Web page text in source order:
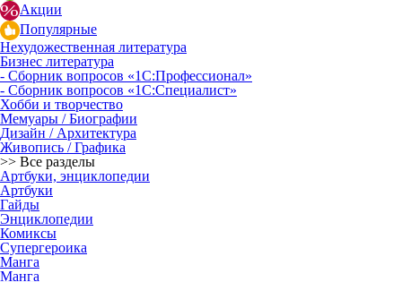
Акции
Популярные
Нехудожественная литература
Бизнес литература
- Сборник вопросов «1С:Профессионал»
- Сборник вопросов «1С:Специалист»
Хобби и творчество
Мемуары / Биографии
Дизайн / Архитектура
Живопись / Графика
>> Все разделы
Артбуки, энциклопедии
Артбуки
Гайды
Энциклопедии
Комиксы
Супергероика
Манга
Манга